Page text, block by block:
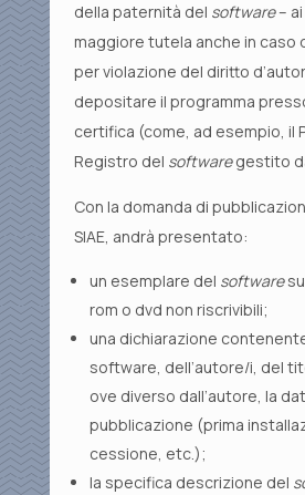
della paternità del software– ai
maggiore tutela anche in caso
per violazione del diritto
depositare il programma
certifica (come, ad esempio, il
Registro del softwaregestito
Con la domanda di
SIAE, andrà presentato:
un esemplare del software
rom o dvd non riscrivibili;
una dichiarazione
software, dell’autore/i, del
ove diverso dall’autore, la
pubblicazione (prima
cessione, etc.);
la specifica descrizione del